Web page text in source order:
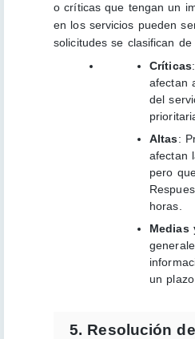
o críticas que tengan un
en los servicios pueden
solicitudes se clasifican
Críticas
afectan
del
Altas:
afectan
pero
horas.
Medias
un
5. Resolución